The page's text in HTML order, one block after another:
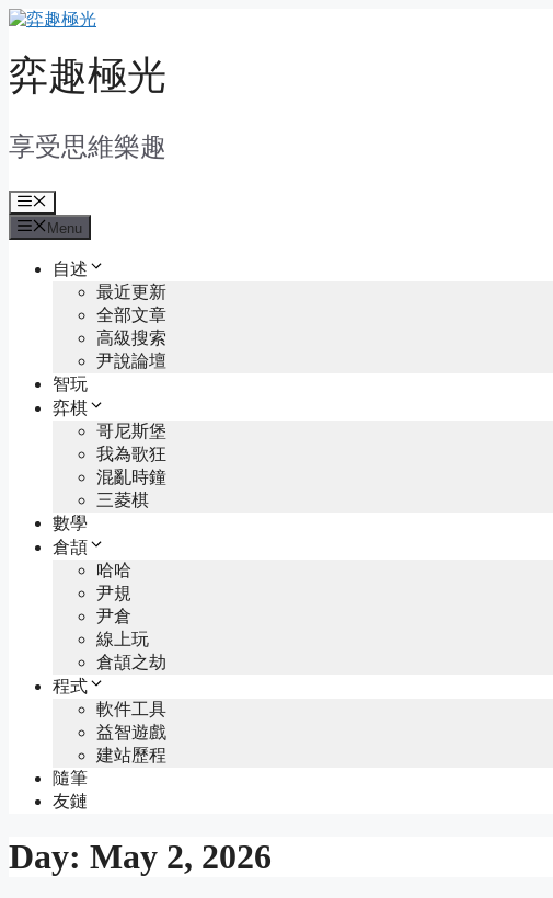
Skip
content
弈趣極光
享受思維樂趣
Menu
Menu
自述
最近更新
全部文章
高級搜索
尹說論壇
智玩
弈棋
哥尼斯堡
我為歌狂
混亂時鐘
三菱棋
數學
倉頡
哈哈
尹規
尹倉
線上玩
倉頡之劫
程式
軟件工具
益智遊戲
建站歷程
隨筆
友鏈
Day: May 2, 2026